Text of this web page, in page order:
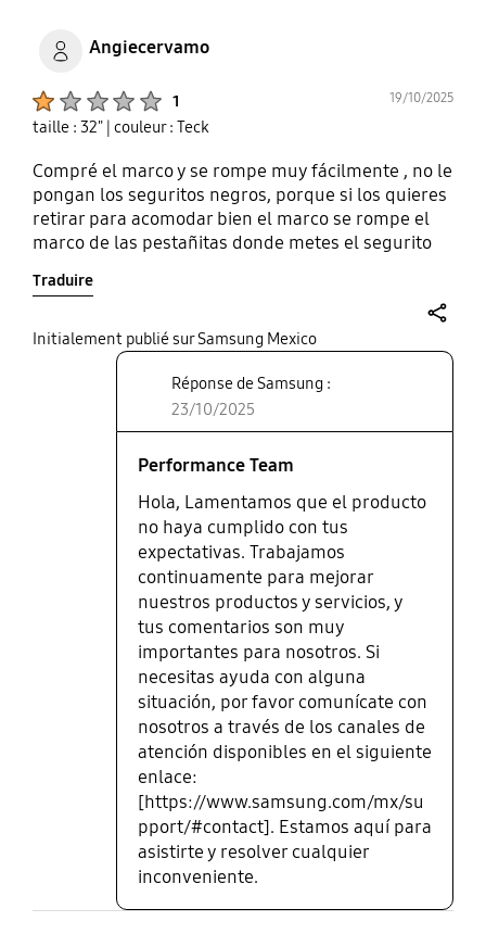
Angiecervamo
1 19/10/2025
taille : 32" | couleur : Teck
Compré el marco y se rompe muy fácilmente , no le
pongan los seguritos negros, porque si los quieres
retirar para acomodar bien el marco se rompe el
marco de las pestañitas donde metes el segurito
bonito puesto el marco y por lo menos son
pena el gasto
Traduire
Initialement publié sur Samsung Mexico
Réponse de Samsung :
23/10/2025
Performance Team
Hola, Lamentamos que el producto
no haya cumplido con tus
expectativas. Trabajamos
continuamente para mejorar
nuestros productos y servicios, y
tus comentarios son muy
importantes para nosotros. Si
necesitas ayuda con alguna
situación, por favor comunícate con
nosotros a través de los canales de
atención disponibles en el siguiente
enlace:
[https://www.samsung.com/mx/su
pport/#contact]. Estamos aquí para
asistirte y resolver cualquier
inconveniente.